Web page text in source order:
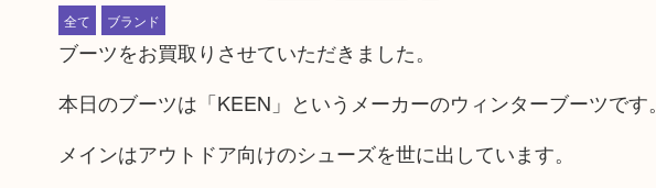
全て
ブランド
ブーツをお買取りさせていただきました。
本日のブーツは「KEEN」というメーカーのウィンターブーツです。
メインはアウトドア向けのシューズを世に出しています。